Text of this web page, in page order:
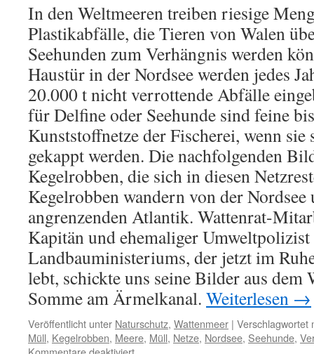
In den Weltmeeren treiben riesige
Plastikabfälle, die Tieren von Walen
Seehunden zum Verhängnis werden
Haustür in der Nordsee werden jedes
20.000 t nicht verrottende Abfälle
für Delfine oder Seehunde sind feine
Kunststoffnetze der Fischerei, wenn
gekappt werden. Die nachfolgenden
Kegelrobben, die sich in diesen
Kegelrobben wandern von der Nordsee
angrenzenden Atlantik. Wattenrat-
Kapitän und ehemaliger
Landbauministeriums, der jetzt im
lebt, schickte uns seine Bilder aus dem
Somme am Ärmelkanal. Weiterlesen →
Veröffentlicht unter Naturschutz, Wattenmeer | Verschlagwortet
Müll, Kegelrobben, Meere, Müll, Netze, Nordsee, Seehunde,
für